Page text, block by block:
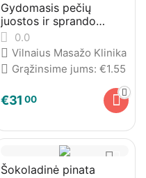
Gydomasis pečių
juostos ir sprando
masažas
0.0
Vilnaius Masažo Klinika
Grąžinsime jums: €1.55
€31 00
Šokoladinė pinata